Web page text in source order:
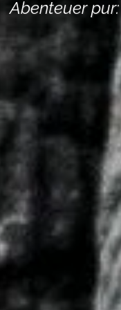
Abenteuer